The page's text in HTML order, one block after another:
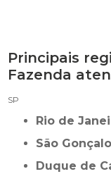
Principais
Fazenda
SP
Rio de
São Gonçalo
Duque de